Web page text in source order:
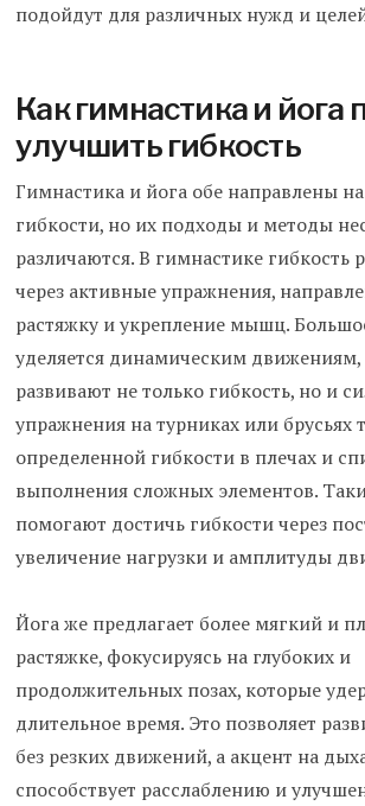
подойдут для различных нужд и
Как гимнастика и йога
улучшить гибкость
Гимнастика и йога обе направлены
гибкости, но их подходы и методы
различаются. В гимнастике гибкость
через активные упражнения,
растяжку и укрепление мышц.
уделяется динамическим движениям,
развивают не только гибкость, но и
упражнения на турниках или брусьях
определенной гибкости в плечах и
выполнения сложных элементов.
помогают достичь гибкости через
увеличение нагрузки и амплитуды
Йога же предлагает более мягкий и
растяжке, фокусируясь на глубоких и
продолжительных позах, которые
длительное время. Это позволяет
без резких движений, а акцент на
способствует расслаблению и